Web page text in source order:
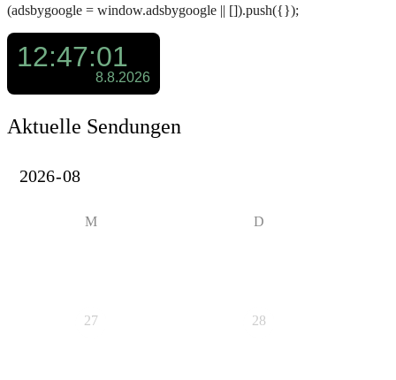
(adsbygoogle = window.adsbygoogle || []).push({});
Aktuelle Sendungen
M D
27 28